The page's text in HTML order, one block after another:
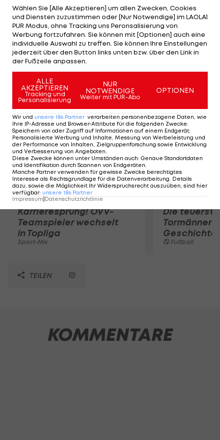
Schwäche und wird hinter dem italienischen
Etappensieger Alessandro de Marchi
(Cannondale) Zweiter. Den Sky-Triumph macht
Richie Porte als Gesamt-Zweiter (+58 Sekunden)
perfekt, Rang drei geht an den Spanier Daniel
Moreno (Katusha/+2:12 Minuten).
Mehr zum Thema
Karrieresprung! ÖVV-
Teamspieler wechselt
in Topliga
Sport-Mix
Die
Tormänner
Geschichte
Fußball
TEILEN
KOMMENTARE
Wählen Sie [Alle Akzeptieren] um allen Zwecken, Cookies
und Diensten zuzustimmen oder [Nur Notwendige] im LAOLA1
PUR Modus, ohne Tracking uns Peronsalisierung von
Werbung fortzufahren. Sie können mit [Optionen] auch eine
individuelle Auswahl zu treffen. Sie können Ihre Einstellungen
jederzeit über den Button links unten bzw. über den Link in
der Fußzeile anpassen.
ALLE
AKZEPTIEREN
Tracking und
Personalisierung
NUR
NOTWENDIGE
Weiter mit PUR-Abo
OPTIONEN
Wir und unsere 186 Partner verarbeiten personenbezogene Daten, wie
Ihre IP-Adresse und Browser-Attribute für die folgenden Zwecke:
Speichern von oder Zugriff auf Informationen auf einem Endgerät;
Personalisierte Werbung und Inhalte, Messung von Werbeleistung und
der Performance von Inhalten, Zielgruppenforschung sowie Entwicklung
und Verbesserung von Angeboten.
Diese Zwecke können unter Umständen auch: Genaue Standortdaten
und Identifikation durch Scannen von Endgeräten.
Manche Partner verwenden für gewisse Zwecke berechtigtes
Interesse als Rechtsgrundlage für die Datenverarbeitung. Details
dazu, sowie die Möglichkeit Ihr Widerspruchsrecht auszuüben, sind hier
verfügbar: unsere 186 Partner
Impressum Datenschutzrichtlinie